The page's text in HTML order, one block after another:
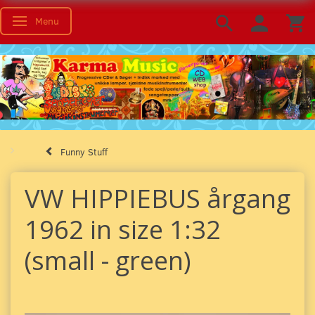
Toggle navigation
Menu
Funny Stuff
VW HIPPIEBUS årgang
1962 in size 1:32
(small - green)